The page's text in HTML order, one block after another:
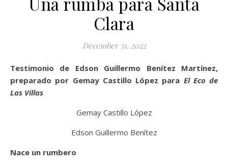
Clara
December 31, 2022
Testimonio de Edson Guillermo Benítez Martínez,
preparado por Gemay Castillo López para El Eco de
Las Villas
Gemay Castillo López
Edson Guillermo Benítez
Nace un rumbero